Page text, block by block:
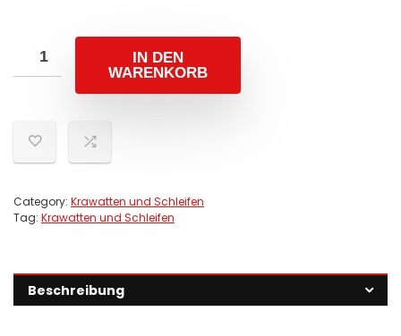
IN DEN
WARENKORB
Category: Krawatten und Schleifen
Tag: Krawatten und Schleifen
Beschreibung